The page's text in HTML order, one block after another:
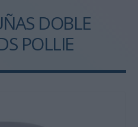
DOBLE
POLLIE